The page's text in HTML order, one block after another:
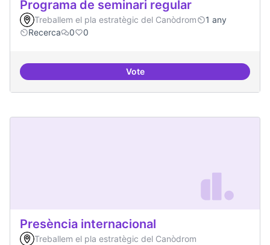
Programa de seminari regular
Treballem el pla estratègic del Canòdrom
1 any
Recerca
0 0
VotePrograma de seminari regular
Presència internacional
Treballem el pla estratègic del Canòdrom